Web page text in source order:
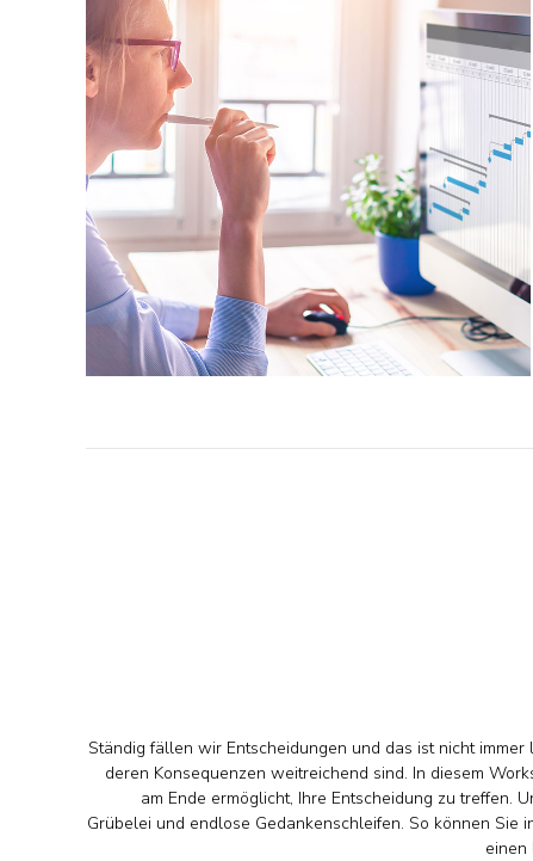
Ständig fällen wir Entscheidungen und das ist nicht
deren Konsequenzen weitreichend sind. In diesem
am Ende ermöglicht, Ihre Entscheidung zu treffen.
Grübelei und endlose Gedankenschleifen. So können
einen